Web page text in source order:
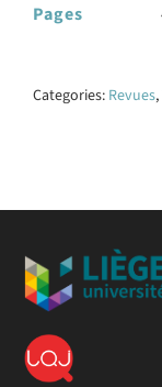
Pages
Categories: Revues,